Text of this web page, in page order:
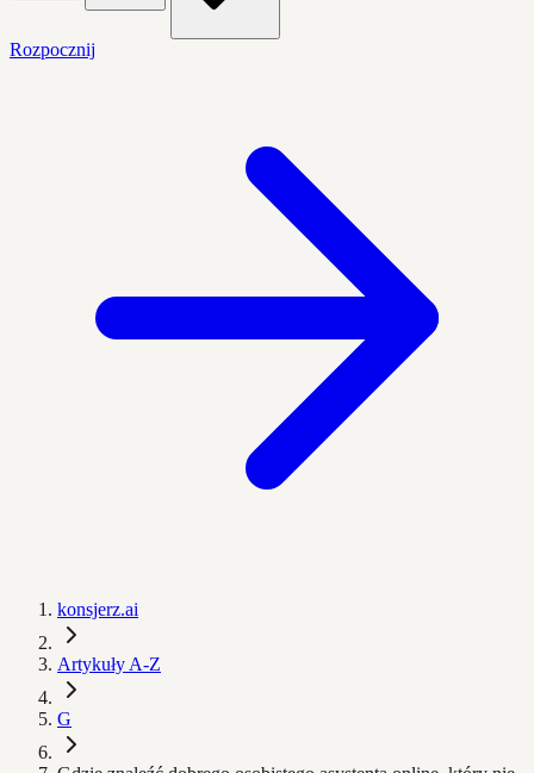
Rozpocznij
konsjerz.ai
Artykuły A-Z
G